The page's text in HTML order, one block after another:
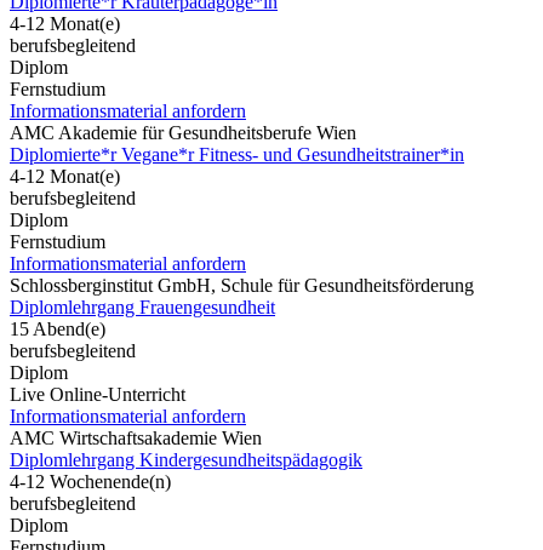
4-12 Monat(e)
berufsbegleitend
Diplom
Fernstudium
Informationsmaterial anfordern
AMC Akademie für Gesundheitsberufe Wien
Diplomierte*r Vegane*r Fitness- und Gesundheitstrainer*in
4-12 Monat(e)
berufsbegleitend
Diplom
Fernstudium
Informationsmaterial anfordern
Schlossberginstitut GmbH, Schule für Gesundheitsförderung
Diplomlehrgang Frauengesundheit
15 Abend(e)
berufsbegleitend
Diplom
Live Online-Unterricht
Informationsmaterial anfordern
AMC Wirtschaftsakademie Wien
Diplomlehrgang Kindergesundheitspädagogik
4-12 Wochenende(n)
berufsbegleitend
Diplom